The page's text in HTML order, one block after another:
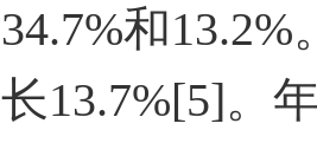
34.7%和
长13.7%[5]。